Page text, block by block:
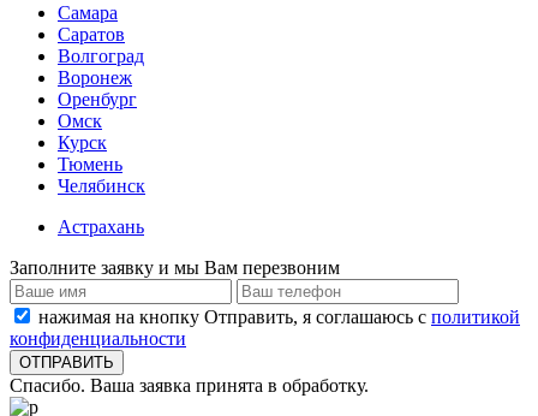
Самара
Саратов
Волгоград
Воронеж
Оренбург
Омск
Курск
Тюмень
Челябинск
Астрахань
Заполните заявку и мы Вам перезвоним
нажимая на кнопку Отправить, я соглашаюсь с политикой
конфиденциальности
Спасибо. Ваша заявка принята в обработку.